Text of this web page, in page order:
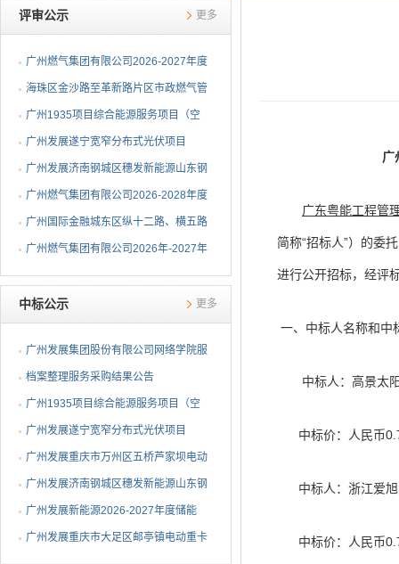
广
广东粤能工程管
简称“招标人”）的委
进行公开招标，经评
一、中标人名称和中
中标人：高景太阳
中标价：人民币
中标人：浙江爱旭
中标价：人民币
评审公示 更多
广州燃气集团有限公司2026-2027年度
燃气用埋地聚乙烯（PE1...
海珠区金沙路至革新路片区市政燃气管
网更新工程施工总承包...
广州1935项目综合能源服务项目（空
调系统部分）EPC总承包...
广州发展遂宁宽窄分布式光伏项目
EPC总承包中标候选人公示
广州发展济南钢城区穗发新能源山东钢
铁股份有限公司分布式...
广州燃气集团有限公司2026-2028年度
钢制球阀采购项目中标...
广州国际金融城东区纵十二路、横五路
（西段）供冷管网工程...
广州燃气集团有限公司2026年-2027年
埋地燃气闸阀采购项目...
中标公示 更多
广州发展集团股份有限公司网络学院服
务采购结果公告
档案整理服务采购结果公告
广州1935项目综合能源服务项目（空
调系统部分）EPC总承包...
广州发展遂宁宽窄分布式光伏项目
EPC总承包中标公告
广州发展重庆市万州区五桥芦家坝电动
重卡充电站一期项目E...
广州发展济南钢城区穗发新能源山东钢
铁股份有限公司分布式...
广州发展新能源2026-2027年度储能
EMS设备ODM代工采购中标公告
广州发展重庆市大足区邮亭镇电动重卡